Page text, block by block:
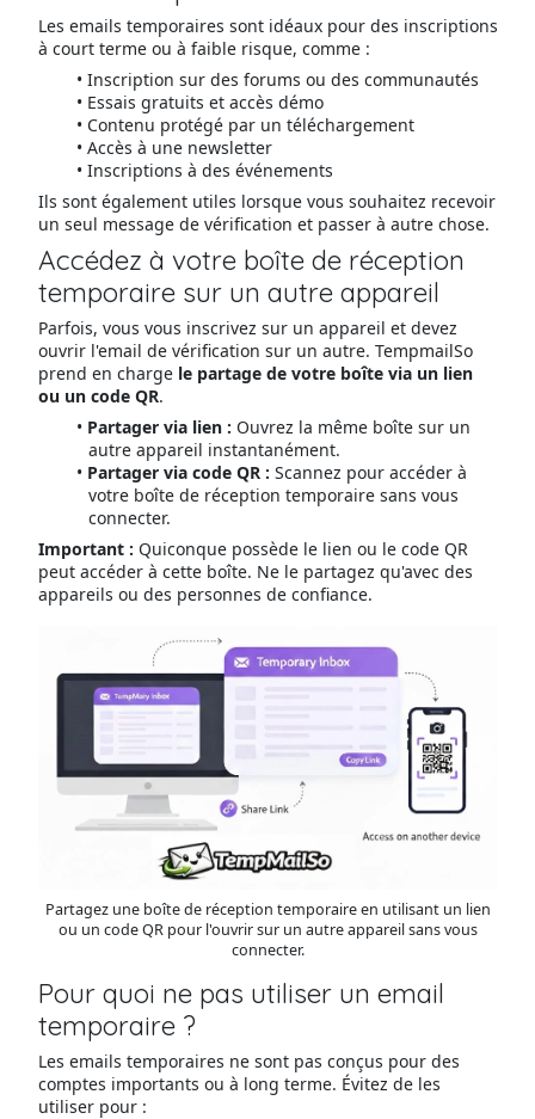
Les emails temporaires sont idéaux pour des inscriptions
à court terme ou à faible risque, comme :
Inscription sur des forums ou des communautés
Essais gratuits et accès démo
Contenu protégé par un téléchargement
Accès à une newsletter
Inscriptions à des événements
Ils sont également utiles lorsque vous souhaitez recevoir
un seul message de vérification et passer à autre chose.
Accédez à votre boîte de réception
temporaire sur un autre appareil
Parfois, vous vous inscrivez sur un appareil et devez
ouvrir l'email de vérification sur un autre. TempmailSo
prend en charge le partage de votre boîte via un lien
ou un code QR.
Partager via lien : Ouvrez la même boîte sur un
autre appareil instantanément.
Partager via code QR : Scannez pour accéder à
votre boîte de réception temporaire sans vous
connecter.
Important : Quiconque possède le lien ou le code QR
peut accéder à cette boîte. Ne le partagez qu'avec des
appareils ou des personnes de confiance.
Partagez une boîte de réception temporaire en utilisant un lien
ou un code QR pour l'ouvrir sur un autre appareil sans vous
connecter.
Pour quoi ne pas utiliser un email
temporaire ?
Les emails temporaires ne sont pas conçus pour des
comptes importants ou à long terme. Évitez de les
utiliser pour :